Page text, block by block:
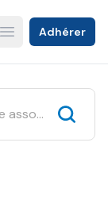
Open main menu
Adhérer